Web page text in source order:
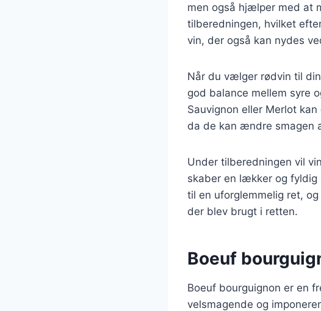
men også hjælper med at
tilberedningen, hvilket
vin, der også kan nydes
Når du vælger rødvin til
god balance mellem syre
Sauvignon eller Merlot
da de kan ændre smagen
Under tilberedningen vil
skaber en lækker og fyldig
til en uforglemmelig ret,
der blev brugt i retten.
Boeuf
Boeuf bourguignon er en
velsmagende og